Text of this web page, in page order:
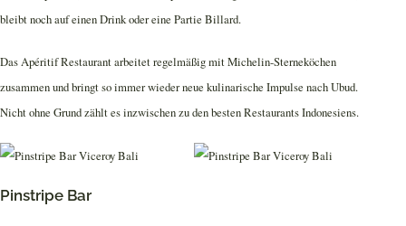
bleibt noch auf einen Drink oder eine Partie Billard.
Das Apéritif Restaurant arbeitet regelmäßig mit Michelin-Sterneköchen
zusammen und bringt so immer wieder neue kulinarische Impulse nach Ubud.
Nicht ohne Grund zählt es inzwischen zu den besten Restaurants Indonesiens.
Pinstripe Bar